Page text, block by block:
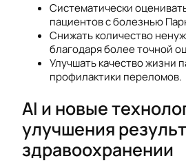
Систематически
пациентов с болезнью
Снижать количество
благодаря более точной
Улучшать качество жизни
профилактики переломов.
AI и новые
улучшения
здравоохранении